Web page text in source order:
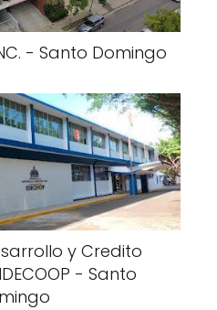
- Santo Domingo
y Credito
- Santo